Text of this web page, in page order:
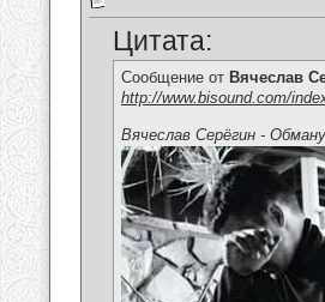
Цитата:
Сообщение от Вячеслав
http://www.bisound.com/
Вячеслав Серёгин -